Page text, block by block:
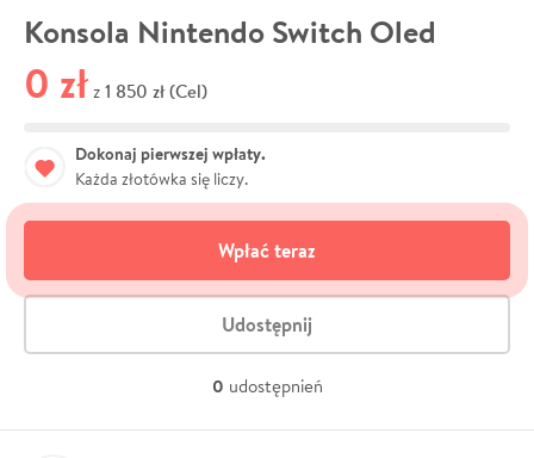
Konsola Nintendo Switch Oled
0 zł z 1 850 zł (Cel)
Dokonaj pierwszej wpłaty.
Każda złotówka się liczy.
Wpłać teraz
Udostępnij
0 udostępnień